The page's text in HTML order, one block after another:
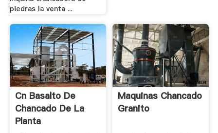
piedras la venta ...
Cn Basalto De
Chancado De La
Planta
Maquinas Chancado
Granito